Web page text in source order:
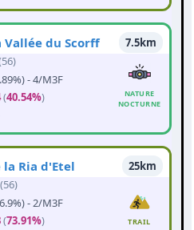
Vallée du Scorff
7.5km
- 4/M3F
(40.54%)
NATURE
NOCTURNE
Ria d'Etel
25km
(56)
- 2/M3F
(73.91%)
TRAIL